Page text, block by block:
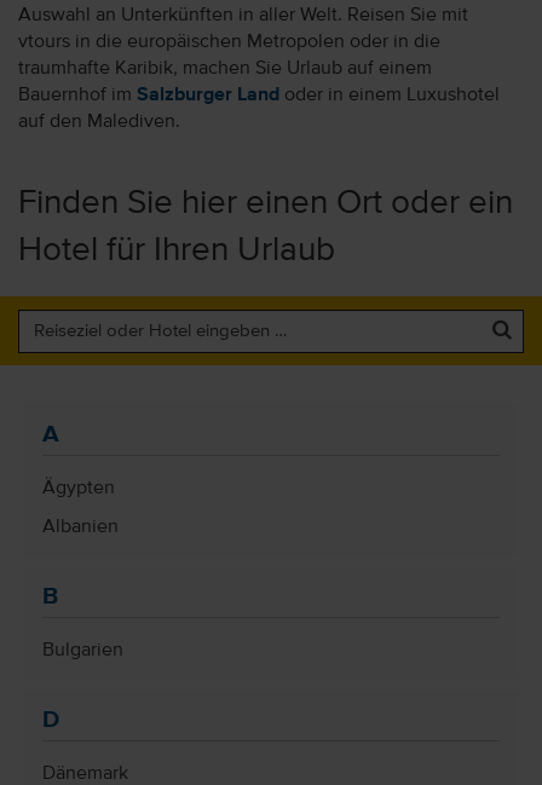
Auswahl an Unterkünften in aller Welt. Reisen Sie mit
vtours in die europäischen Metropolen oder in die
traumhafte Karibik, machen Sie Urlaub auf einem
Bauernhof im Salzburger Land oder in einem Luxushotel
auf den Malediven.
Finden Sie hier einen Ort oder ein
Hotel für Ihren Urlaub
A
Ägypten
Albanien
B
Bulgarien
D
Dänemark